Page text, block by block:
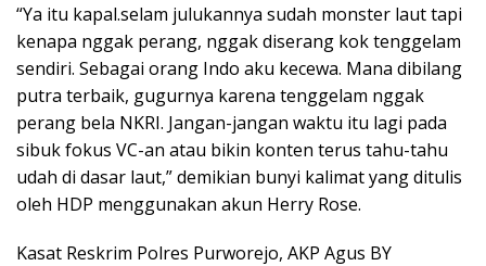
“Ya itu kapal.selam julukannya sudah monster laut tapi
kenapa nggak perang, nggak diserang kok tenggelam
sendiri. Sebagai orang Indo aku kecewa. Mana dibilang
putra terbaik, gugurnya karena tenggelam nggak
perang bela NKRI. Jangan-jangan waktu itu lagi pada
sibuk fokus VC-an atau bikin konten terus tahu-tahu
udah di dasar laut,” demikian bunyi kalimat yang ditulis
oleh HDP menggunakan akun Herry Rose.
Kasat Reskrim Polres Purworejo, AKP Agus BY